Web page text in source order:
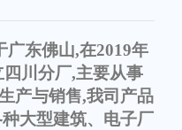
东佛山,在2019年
川分厂,主要从事
产与销售,我司产品
大型建筑、电子厂